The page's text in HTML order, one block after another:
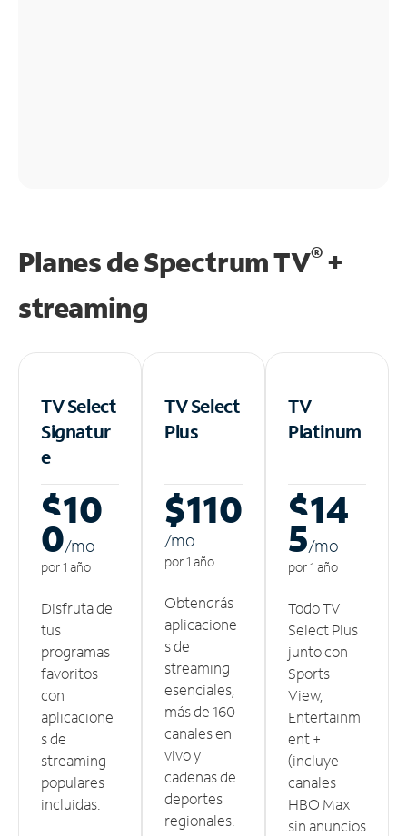
Planes de Spectrum TV®+
streaming
TV Select
Signatur
e
$10
0/mo
por 1 año
Disfruta de
tus
programas
favoritos
con
aplicacione
s de
streaming
populares
incluidas.
TV Select
Plus
$110
/mo
por 1 año
Obtendrás
aplicacione
s de
streaming
esenciales,
más de 160
canales en
vivo y
cadenas de
deportes
regionales.
TV
Platinum
$14
5/mo
por 1 año
Todo TV
Select Plus
junto con
Sports
View,
Entertainm
ent +
(incluye
canales
HBO Max
sin anuncios